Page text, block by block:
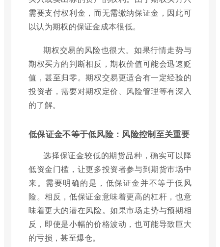
需要支付权利金，而无需缴纳保证金，因此可
以认为期权的保证金成本很低。
期权交易的风险也很大。如果行情走势与
期权买方的判断相反，期权价值可能会迅速贬
值，甚至归零。期权交易更适合有一定经验的
投资者，需要对期权定价、风险管理等有深入
的了解。
低保证金不等于低风险：风险控制至关重要
选择保证金较低的期货品种，确实可以降
低资金门槛，让更多投资者参与到期货市场中
来。需要明确的是，低保证金并不等于低风
险。相反，低保证金意味着更高的杠杆，也意
味着更大的潜在风险。如果市场走势与预期相
反，即使是小幅的价格波动，也可能导致巨大
的亏损，甚至爆仓。